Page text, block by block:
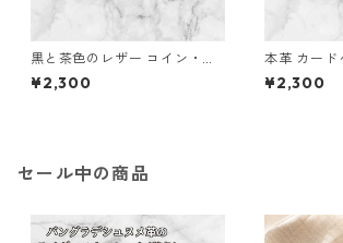
黒と茶色のレザー コイン・カ
ードケース L142 ハンドメイド
経年変化
¥2,300
本革 カード
ミニウォレ
プル l146
¥2,300
セール中の商品